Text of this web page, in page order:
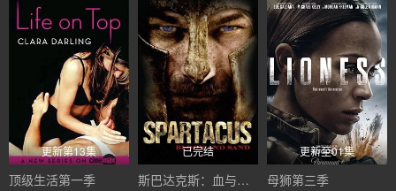
更新第13集
顶级生活第一季
已完结
斯巴达克斯：血与沙第一季
更新至01集
母狮第三季